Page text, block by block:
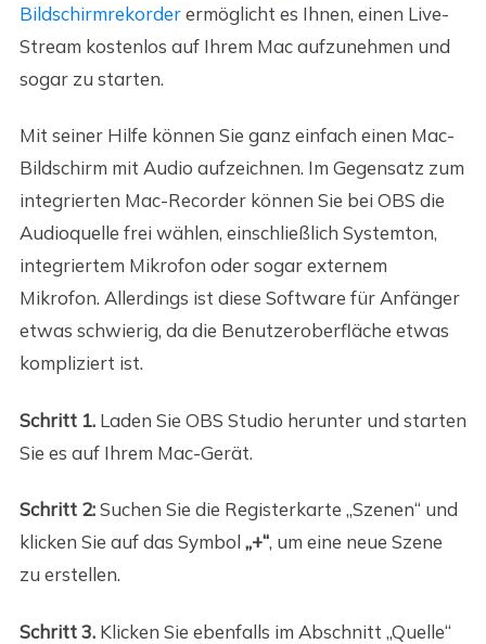
Bildschirmrekorderermöglicht es Ihnen, einen Live-
Stream kostenlos auf Ihrem Mac aufzunehmen und
sogar zu starten.
Mit seiner Hilfe können Sie ganz einfach einen Mac-
Bildschirm mit Audio aufzeichnen. Im Gegensatz zum
integrierten Mac-Recorder können Sie bei OBS die
Audioquelle frei wählen, einschließlich Systemton,
integriertem Mikrofon oder sogar externem
Mikrofon. Allerdings ist diese Software für Anfänger
etwas schwierig, da die Benutzeroberfläche etwas
kompliziert ist.
Schritt 1.Laden Sie OBS Studio herunter und starten
Sie es auf Ihrem Mac-Gerät.
Schritt 2:Suchen Sie die Registerkarte „Szenen“ und
klicken Sie auf das Symbol „+“, um eine neue Szene
zu erstellen.
Schritt 3.Klicken Sie ebenfalls im Abschnitt „Quelle“